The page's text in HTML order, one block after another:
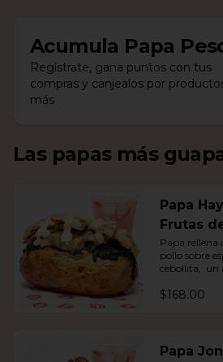
Acumula Papa
Regístrate, gana puntos con tus
compras y canjealos por
más
Las papas más
Papa
Frutas
Papa rellena
pollo sobre
cebollita,  un
$168.00
Papa